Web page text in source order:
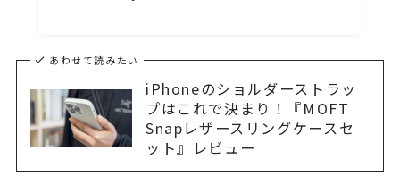
あわせて読みたい
iPhoneのショルダーストラッ
プはこれで決まり！『MOFT
Snapレザースリングケースセ
ット』レビュー